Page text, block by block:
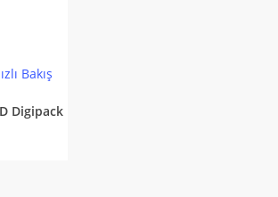
Bakış
Digipack